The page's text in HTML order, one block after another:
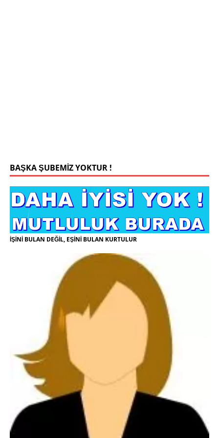
BAŞKA ŞUBEMİZ YOKTUR !
İŞİNİ BULAN DEĞİL, EŞİNİ BULAN KURTULUR